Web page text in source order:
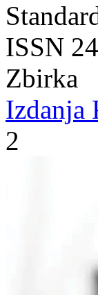
ISSN
Zbirka
Izdanja
2